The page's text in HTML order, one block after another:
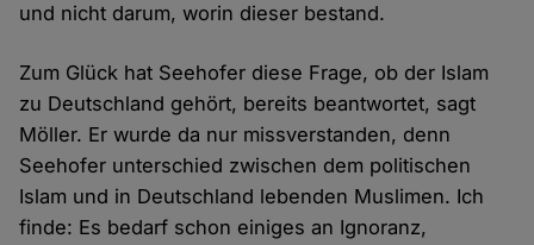
und nicht darum, worin dieser bestand.
Zum Glück hat Seehofer diese Frage, ob der Islam
zu Deutschland gehört, bereits beantwortet, sagt
Möller. Er wurde da nur missverstanden, denn
Seehofer unterschied zwischen dem politischen
Islam und in Deutschland lebenden Muslimen. Ich
finde: Es bedarf schon einiges an Ignoranz,